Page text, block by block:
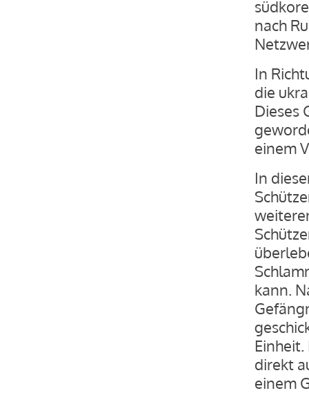
nach
In
die
Dieses
einem
In
kann.
direkt
einem